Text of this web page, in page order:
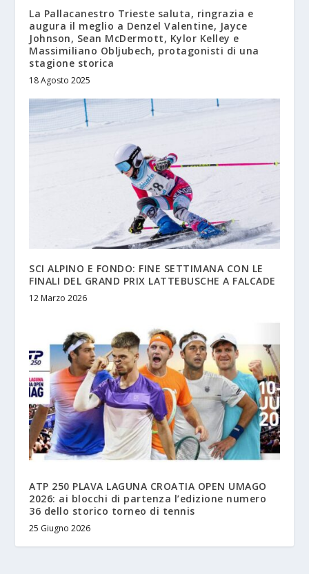
La Pallacanestro Trieste saluta, ringrazia e
augura il meglio a Denzel Valentine, Jayce
Johnson, Sean McDermott, Kylor Kelley e
Massimiliano Obljubech, protagonisti di una
stagione storica
18 Agosto 2025
SCI ALPINO E FONDO: FINE SETTIMANA CON LE
FINALI DEL GRAND PRIX LATTEBUSCHE A FALCADE
12 Marzo 2026
ATP 250 PLAVA LAGUNA CROATIA OPEN UMAGO
2026: ai blocchi di partenza l’edizione numero
36 dello storico torneo di tennis
25 Giugno 2026